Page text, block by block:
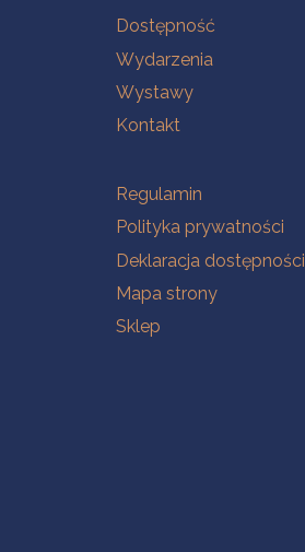
Na skróty
Dostępność
Wydarzenia
Wystawy
Kontakt
Na skróty
Regulamin
Polityka prywatności
Deklaracja dostępności
Mapa strony
Sklep